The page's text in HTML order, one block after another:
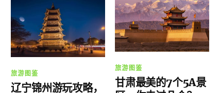
旅游图鉴
辽宁锦州游玩攻略，
旅游图鉴
甘肃最美的7个5A景